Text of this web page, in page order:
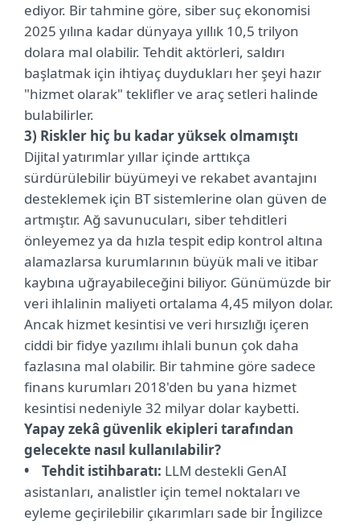
ediyor. Bir tahmine göre, siber suç ekonomisi
2025 yılına kadar dünyaya yıllık 10,5 trilyon
dolara mal olabilir. Tehdit aktörleri, saldırı
başlatmak için ihtiyaç duydukları her şeyi hazır
"hizmet olarak" teklifler ve araç setleri halinde
bulabilirler.
3) Riskler hiç bu kadar yüksek olmamıştı
Dijital yatırımlar yıllar içinde arttıkça
sürdürülebilir büyümeyi ve rekabet avantajını
desteklemek için BT sistemlerine olan güven de
artmıştır. Ağ savunucuları, siber tehditleri
önleyemez ya da hızla tespit edip kontrol altına
alamazlarsa kurumlarının büyük mali ve itibar
kaybına uğrayabileceğini biliyor. Günümüzde bir
veri ihlalinin maliyeti ortalama 4,45 milyon dolar.
Ancak hizmet kesintisi ve veri hırsızlığı içeren
ciddi bir fidye yazılımı ihlali bunun çok daha
fazlasına mal olabilir. Bir tahmine göre sadece
finans kurumları 2018'den bu yana hizmet
kesintisi nedeniyle 32 milyar dolar kaybetti.
Yapay zekâ güvenlik ekipleri tarafından
gelecekte nasıl kullanılabilir?
• Tehdit istihbaratı: LLM destekli GenAI
asistanları, analistler için temel noktaları ve
eyleme geçirilebilir çıkarımları sade bir İngilizce